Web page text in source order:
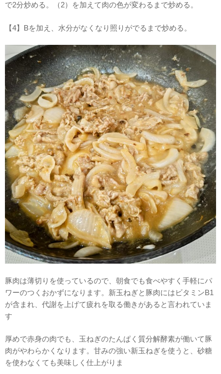
で2分炒める。（2）を加えて肉の色が変わるまで炒める。
【4】Bを加え、水分がなくなり照りがでるまで炒める。
豚肉は薄切りを使っているので、朝食でも食べやすく手軽にパ
ワーのつくおかずになります。新玉ねぎと豚肉にはビタミンB1
が含まれ、代謝を上げて疲れを取る働きがあると言われていま
す
厚めで赤身の肉でも、玉ねぎのたんぱく質分解酵素が働いて豚
肉がやわらかくなります。甘みの強い新玉ねぎを使うと、砂糖
を使わなくても美味しく仕上がりま